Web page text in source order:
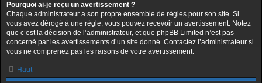
Pourquoi ai-je reçu un avertissement ?
Chaque administrateur a son propre ensemble de règles pour son site. Si
vous avez dérogé à une règle, vous pouvez recevoir un avertissement. Notez
que c’est la décision de l’administrateur, et que phpBB Limited n’est pas
concerné par les avertissements d’un site donné. Contactez l’administrateur si
vous ne comprenez pas les raisons de votre avertissement.
Haut